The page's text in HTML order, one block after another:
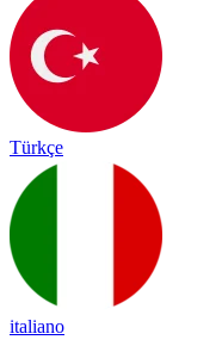
Türkçe
italiano